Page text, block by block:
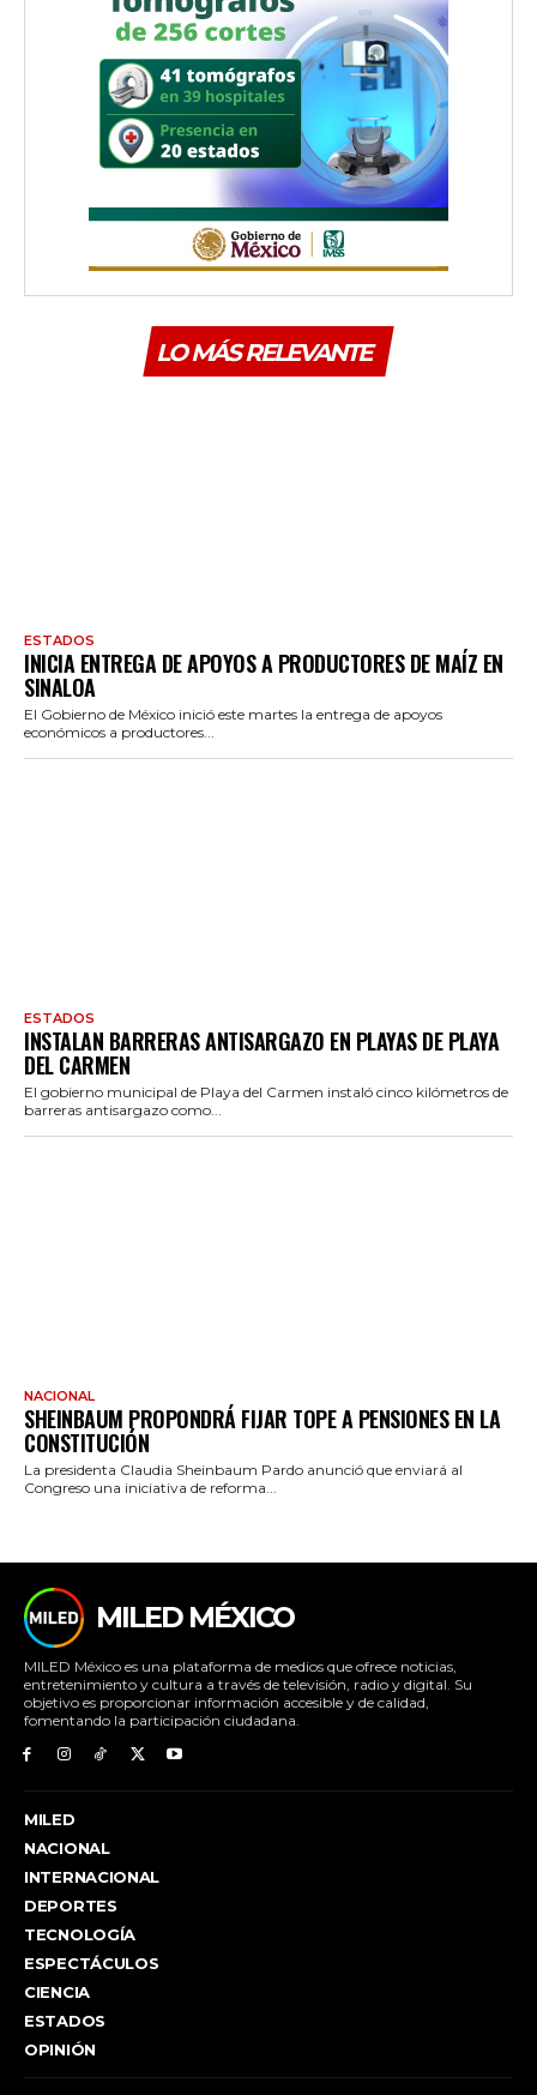
LO MÁS RELEVANTE
ESTADOS
INICIA ENTREGA DE APOYOS A PRODUCTORES DE MAÍZ EN
SINALOA
El Gobierno de México inició este martes la entrega de apoyos
económicos a productores...
ESTADOS
INSTALAN BARRERAS ANTISARGAZO EN PLAYAS DE PLAYA
DEL CARMEN
El gobierno municipal de Playa del Carmen instaló cinco kilómetros de
barreras antisargazo como...
NACIONAL
SHEINBAUM PROPONDRÁ FIJAR TOPE A PENSIONES EN LA
CONSTITUCIÓN
La presidenta Claudia Sheinbaum Pardo anunció que enviará al
Congreso una iniciativa de reforma...
MILED MÉXICO
MILED México es una plataforma de medios que ofrece noticias,
entretenimiento y cultura a través de televisión, radio y digital. Su
objetivo es proporcionar información accesible y de calidad,
fomentando la participación ciudadana.
MILED
NACIONAL
INTERNACIONAL
DEPORTES
TECNOLOGÍA
ESPECTÁCULOS
CIENCIA
ESTADOS
OPINIÓN